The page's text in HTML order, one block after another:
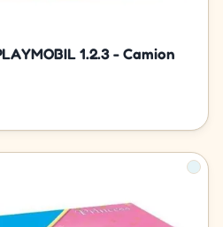
1.2.3 - Camion